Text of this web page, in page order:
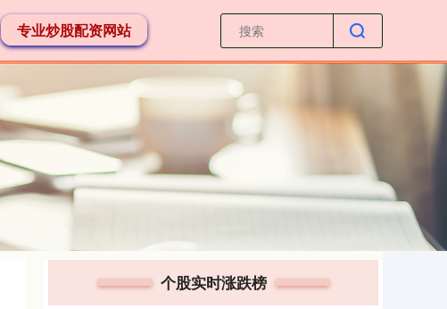
专业炒股配资网站
个股实时涨跌榜